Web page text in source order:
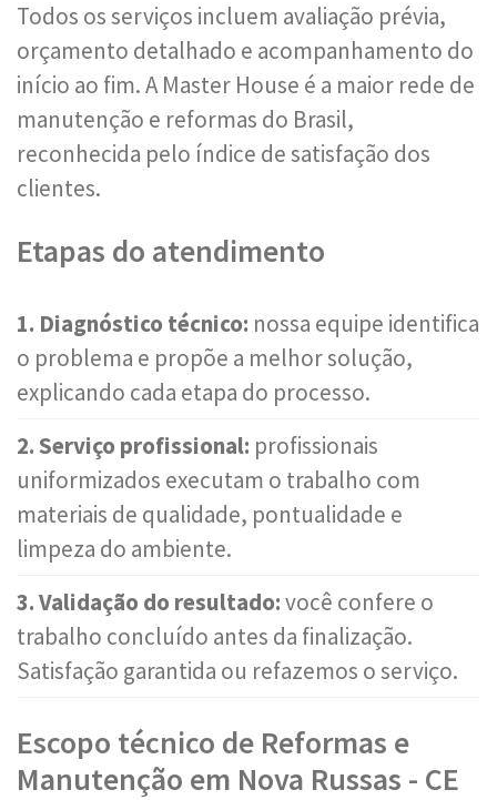
Todos os serviços incluem avaliação prévia,
orçamento detalhado e acompanhamento do
início ao fim. A Master House é a maior rede de
manutenção e reformas do Brasil,
reconhecida pelo índice de satisfação dos
clientes.
Etapas do atendimento
1. Diagnóstico técnico: nossa equipe identifica
o problema e propõe a melhor solução,
explicando cada etapa do processo.
2. Serviço profissional: profissionais
uniformizados executam o trabalho com
materiais de qualidade, pontualidade e
limpeza do ambiente.
3. Validação do resultado:você confere o
trabalho concluído antes da finalização.
Satisfação garantida ou refazemos o serviço.
Escopo técnico de Reformas e
Manutenção em Nova Russas - CE